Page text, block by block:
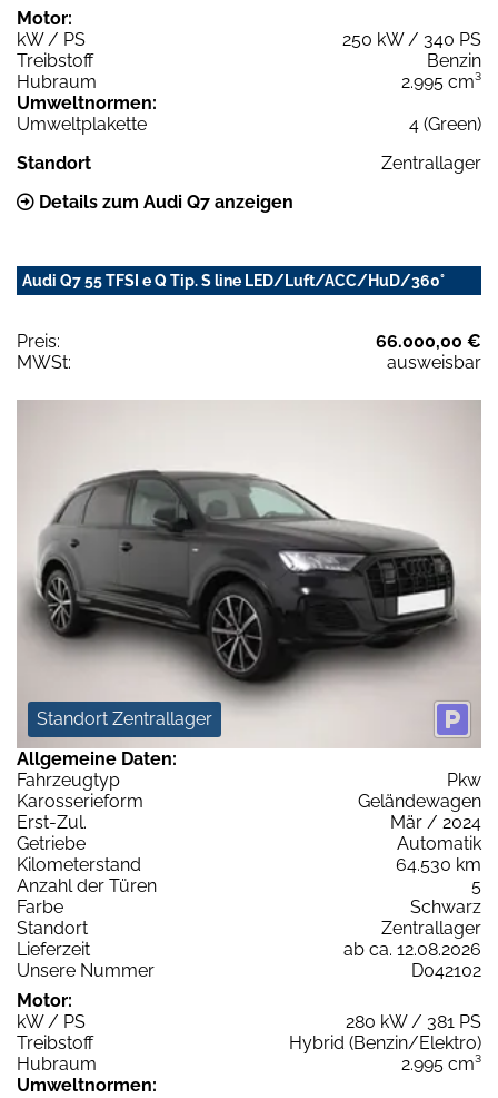
Motor:
kW / PS
250 kW / 340 PS
Treibstoff
Benzin
Hubraum
2.995 cm³
Umweltnormen:
Umweltplakette
4 (Green)
Standort
Zentrallager
Details zum Audi Q7 anzeigen
Audi Q7 55 TFSI e Q Tip. S line LED/Luft/ACC/HuD/360°
Preis:
66.000,00 €
MWSt:
ausweisbar
Standort Zentrallager
Allgemeine Daten:
Fahrzeugtyp
Pkw
Karosserieform
Geländewagen
Erst-Zul.
Mär / 2024
Getriebe
Automatik
Kilometerstand
64.530 km
Anzahl der Türen
5
Farbe
Schwarz
Standort
Zentrallager
Lieferzeit
ab ca. 12.08.2026
Unsere Nummer
D042102
Motor:
kW / PS
280 kW / 381 PS
Treibstoff
Hybrid (Benzin/Elektro)
Hubraum
2.995 cm³
Umweltnormen: